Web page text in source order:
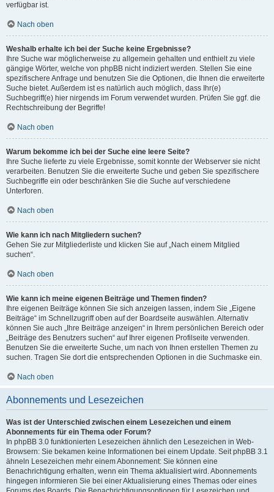
verfügbar ist.
Nach oben
Weshalb erhalte ich bei der Suche keine Ergebnisse?
Ihre Suche war möglicherweise zu allgemein gehalten und enthielt zu viele
gängige Wörter, welche von phpBB nicht indiziert werden. Stellen Sie eine
spezifischere Anfrage und benutzen Sie die Optionen, die Ihnen die erweiterte
Suche bietet. Außerdem ist es natürlich auch möglich, dass Ihr(e)
Suchbegriff(e) hier nirgends im Forum verwendet wurden. Prüfen Sie ggf. die
Rechtschreibung der Begriffe!
Nach oben
Warum bekomme ich bei der Suche eine leere Seite?
Ihre Suche lieferte zu viele Ergebnisse, somit konnte der Webserver sie nicht
verarbeiten. Benutzen Sie die erweiterte Suche und geben Sie spezifischere
Suchbegriffe ein oder beschränken Sie die Suche auf verschiedene
Unterforen.
Nach oben
Wie kann ich nach Mitgliedern suchen?
Gehen Sie zur Mitgliederliste und klicken Sie auf „Nach einem Mitglied
suchen“.
Nach oben
Wie kann ich meine eigenen Beiträge und Themen finden?
Ihre eigenen Beiträge können Sie sich anzeigen lassen, indem Sie „Eigene
Beiträge“ im Schnellzugriff oben auf der Boardseite auswählen. Alternativ
können Sie auch „Ihre Beiträge anzeigen“ in Ihrem persönlichen Bereich oder
„Beiträge des Benutzers suchen“ auf Ihrer eigenen Profilseite verwenden.
Benutzen Sie die erweiterte Suche, um nach von Ihnen erstellen Themen zu
suchen. Tragen Sie dort die entsprechenden Optionen in die Suchmaske ein.
Nach oben
Abonnements und Lesezeichen
Was ist der Unterschied zwischen einem Lesezeichen und einem
Abonnements für ein Thema oder Forum?
In phpBB 3.0 funktionierten Lesezeichen ähnlich den Lesezeichen in Web-
Browsern: Sie bekamen keine Informationen bei einem Update. Seit phpBB 3.1
ähneln Lesezeichen mehr einem Abonnement: Sie können eine
Benachrichtigung erhalten, wenn ein Thema aktualisiert wird. Abonnements
hingegen informieren Sie bei einer Aktualisierung eines Themas oder eines